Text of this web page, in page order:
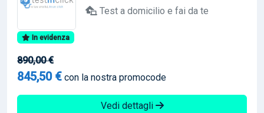
Test a domicilio e fai da te
In evidenza
890,00 €
845,50 € con la nostra promocode
Vedi dettagli